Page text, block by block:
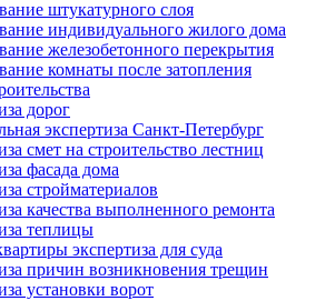
штукатурного слоя
индивидуального жилого дома
железобетонного перекрытия
комнаты после затопления
дорог
экспертиза Санкт-Петербург
смет на строительство лестниц
фасада дома
стройматериалов
качества выполненного ремонта
теплицы
экспертиза для суда
причин возникновения трещин
установки ворот